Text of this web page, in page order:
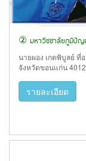
② มหาวิชชาลัยภูมิปัญ
นายผอง เกตพิบูลย์ ที่
จังหวัดขอนแก่น
รายละเอียด